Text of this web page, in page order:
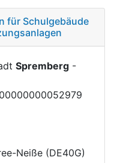
für Schulgebäude
Spremberg -
Neiße (DE40G)